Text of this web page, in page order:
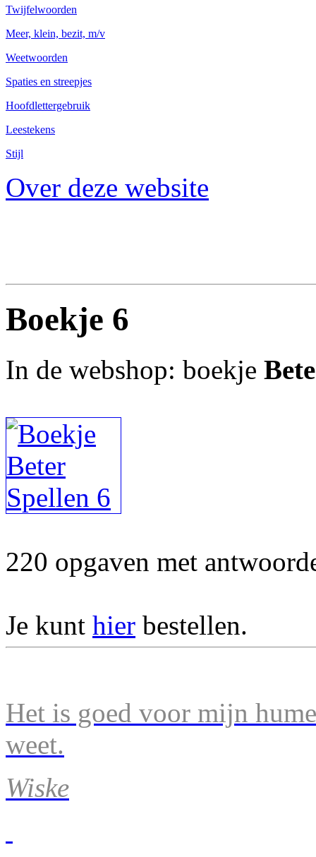
Twijfelwoorden
Meer, klein, bezit, m/v
Weetwoorden
Spaties en streepjes
Hoofdlettergebruik
Leestekens
Stijl
Over deze website
Boekje 6
In de webshop: boekje
220 opgaven met
Je kunt hier bestellen.
Het is goed voor mijn
weet.
Wiske